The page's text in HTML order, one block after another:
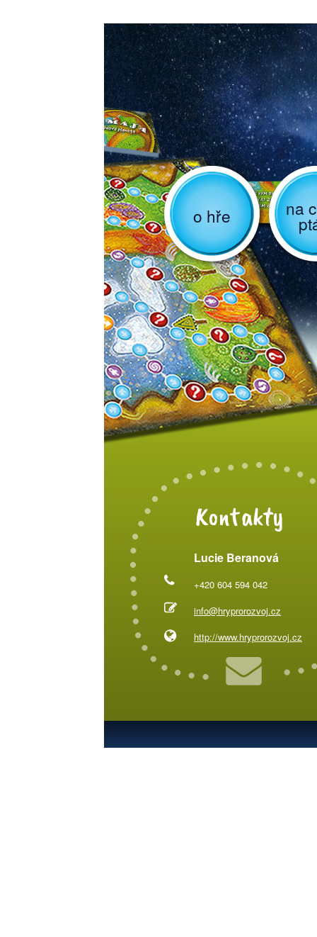
o hře na
Kontakty
Lucie Beranová
+420 604 594 042
info@hryprorozvoj.cz
http://www.hryprorozvoj.cz